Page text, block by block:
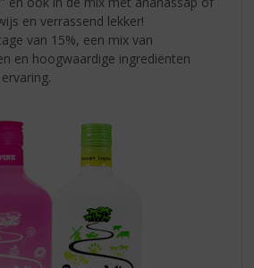
en verrassend lekker!
van 15%, een mix van
en hoogwaardige ingrediënten